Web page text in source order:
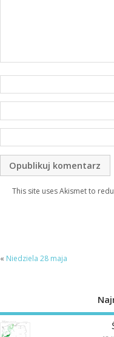
This site uses Akismet to
« Niedziela 28 maja